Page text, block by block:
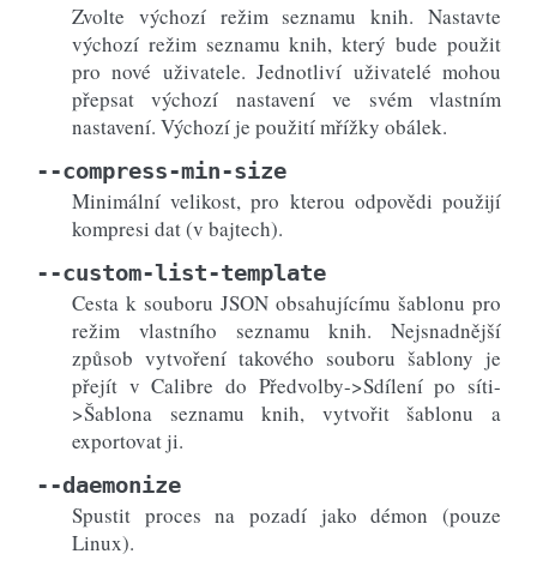
Zvolte výchozí režim seznamu knih. Nastavte
výchozí režim seznamu knih, který bude použit
pro nové uživatele. Jednotliví uživatelé mohou
přepsat výchozí nastavení ve svém vlastním
nastavení. Výchozí je použití mřížky obálek.
--compress-min-size
Minimální velikost, pro kterou odpovědi použijí
kompresi dat (v bajtech).
--custom-list-template
Cesta k souboru JSON obsahujícímu šablonu pro
režim vlastního seznamu knih. Nejsnadnější
způsob vytvoření takového souboru šablony je
přejít v Calibre do Předvolby->Sdílení po síti-
>Šablona seznamu knih, vytvořit šablonu a
exportovat ji.
--daemonize
Spustit proces na pozadí jako démon (pouze
Linux).